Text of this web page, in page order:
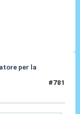
per la
#781